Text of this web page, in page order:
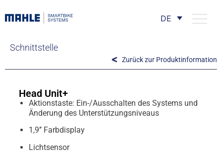
DE
Schnittstelle
Zurück zur Produktinformation
Head Unit+
Aktionstaste: Ein-/Ausschalten des Systems und
Änderung des Unterstützungsniveaus
1,9’’ Farbdisplay
Lichtsensor